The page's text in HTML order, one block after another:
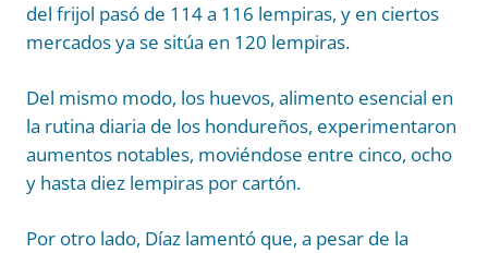
del frijol pasó de 114 a 116 lempiras, y en ciertos
mercados ya se sitúa en 120 lempiras.
Del mismo modo, los huevos, alimento esencial en
la rutina diaria de los hondureños, experimentaron
aumentos notables, moviéndose entre cinco, ocho
y hasta diez lempiras por cartón.
Por otro lado, Díaz lamentó que, a pesar de la